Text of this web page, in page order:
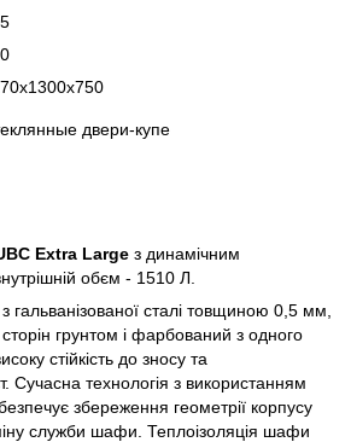
двери-купе
Extra Large з динамічним
обєм - 1510 Л.
гальванізованої сталі товщиною 0,5 мм,
грунтом і фарбований з одного
стійкість до зносу та
Сучасна технологія з використанням
збереження геометрії корпусу
служби шафи. Теплоізоляція шафи